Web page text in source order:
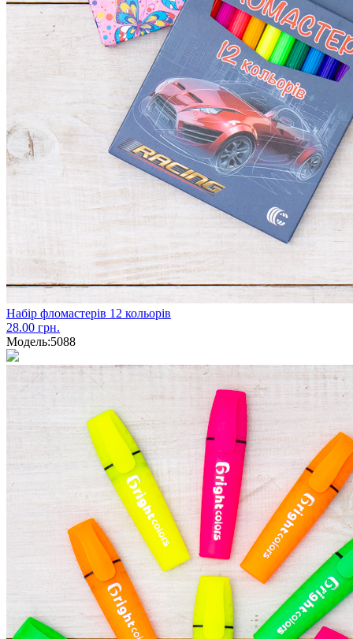
Набір фломастерів 12 кольорів
28.00 грн.
Модель:5088